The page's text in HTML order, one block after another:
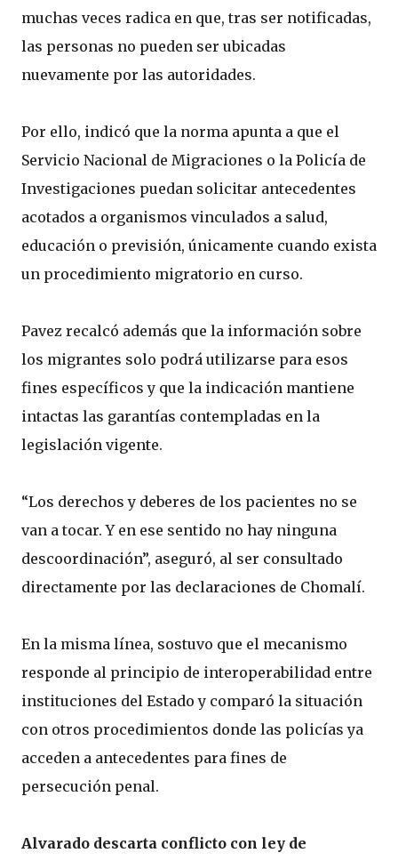
muchas veces radica en que, tras ser notificadas,
las personas no pueden ser ubicadas
nuevamente por las autoridades.
Por ello, indicó que la norma apunta a que el
Servicio Nacional de Migraciones o la Policía de
Investigaciones puedan solicitar antecedentes
acotados a organismos vinculados a salud,
educación o previsión, únicamente cuando exista
un procedimiento migratorio en curso.
Pavez recalcó además que la información sobre
los migrantes solo podrá utilizarse para esos
fines específicos y que la indicación mantiene
intactas las garantías contempladas en la
legislación vigente.
“Los derechos y deberes de los pacientes no se
van a tocar. Y en ese sentido no hay ninguna
descoordinación”, aseguró, al ser consultado
directamente por las declaraciones de Chomalí.
En la misma línea, sostuvo que el mecanismo
responde al principio de interoperabilidad entre
instituciones del Estado y comparó la situación
con otros procedimientos donde las policías ya
acceden a antecedentes para fines de
persecución penal.
Alvarado descarta conflicto con ley de